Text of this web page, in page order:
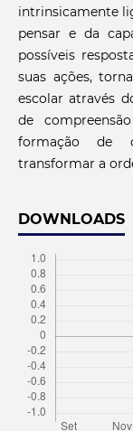
intrinsicamente
pensar e da
possíveis
suas ações,
escolar através
de
formação de
transformar a
DOWNLOADS